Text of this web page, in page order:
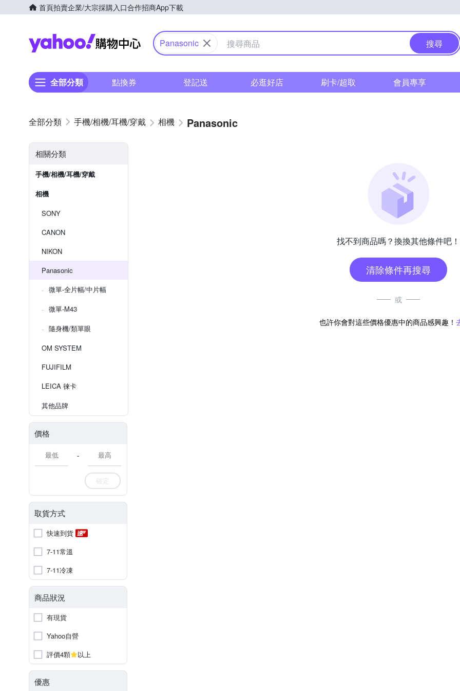
首頁拍賣企業/大宗採購入口合作招商App下載
Yahoo購物中心
Panasonic 搜尋
全部分類 點換券 登記送 必逛好店 刷卡/超取 會員專享
手機/相機/耳機/穿戴 相機 Panasonic
相關分類
手機/相機/耳機/穿戴
相機
SONY
CANON
NIKON
Panasonic
微單-全片幅/中片幅
微單-M43
隨身機/類單眼
OM SYSTEM
FUJIFILM
LEICA 徠卡
其他品牌
價格
-
確定
取貨方式
快速到貨
7-11常溫
7-11冷凍
商品狀況
有現貨
Yahoo自營
評價4顆
以上
優惠
找不到商品嗎？換換其他條件吧！
清除條件再搜尋
或
也許你會對這些價格優惠中的商品感興趣！